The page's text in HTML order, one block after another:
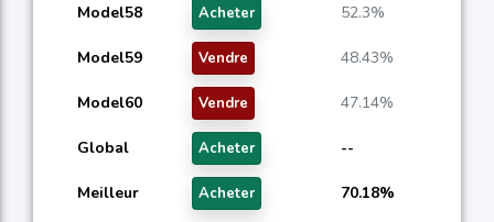
Model58 Acheter 52.3%
Model59 Vendre 48.43%
Model60 Vendre 47.14%
Global Acheter --
Meilleur Acheter 70.18%